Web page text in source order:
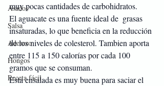
Asados
Salsa
Aderezo
Hongos
Receta fácil
muy pocas cantidades de carbohidratos.
El aguacate es una fuente ideal de  grasas
insaturadas, lo que beneficia en la reducción
de los niveles de colesterol. Tambien aporta
entre 115 a 150 calorías por cada 100
gramos que se consuman.
Esta ensalada es muy buena para saciar el